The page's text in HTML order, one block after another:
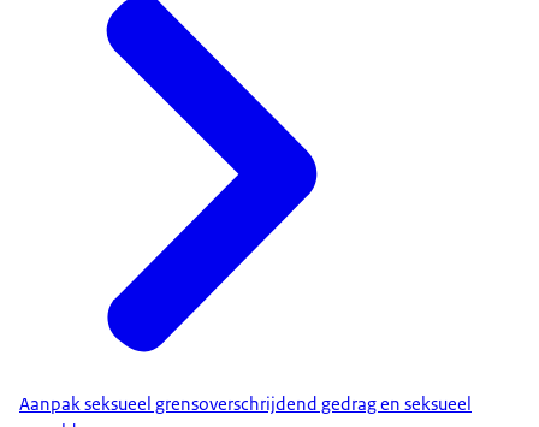
Aanpak seksueel grensoverschrijdend gedrag en seksueel